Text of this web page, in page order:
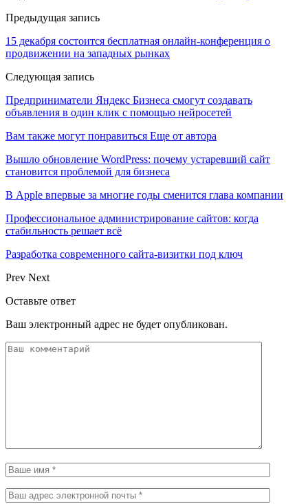
Предыдущая запись
15 декабря состоится бесплатная онлайн-конференция о
продвижении на западных рынках
Следующая запись
Предприниматели Яндекс Бизнеса смогут создавать
объявления в один клик с помощью нейросетей
Вам также могут понравиться Еще от автора
Вышло обновление WordPress: почему устаревший сайт
становится проблемой для бизнеса
В Apple впервые за многие годы сменится глава компании
Профессиональное администрирование сайтов: когда
стабильность решает всё
Разработка современного сайта-визитки под ключ
Prev Next
Оставьте ответ
Ваш электронный адрес не будет опубликован.